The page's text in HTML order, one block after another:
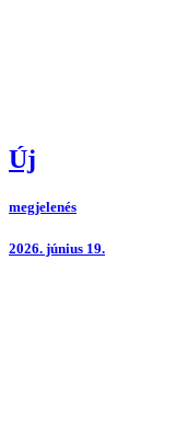
Új
megjelenés
2026. június 19.